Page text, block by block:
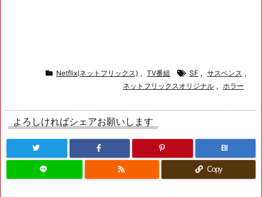
Netflix(ネットフリックス) , TV番組 SF , サスペンス ,
ネットフリックスオリジナル , ホラー
よろしければシェアお願いします
B!
Copy